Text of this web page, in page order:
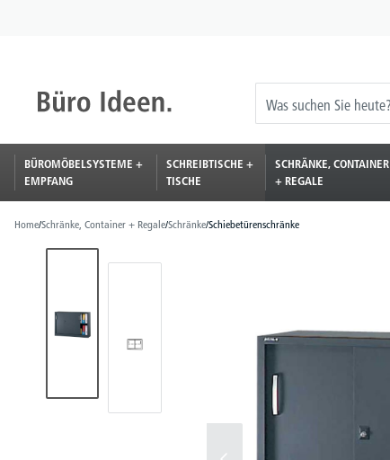
BÜROMÖBELSYSTEME +
EMPFANG
SCHREIBTISCHE +
TISCHE
SCHRÄNKE, CONTAINER
+ REGALE
Home/Schränke, Container + Regale/Schränke/Schiebetürenschränke